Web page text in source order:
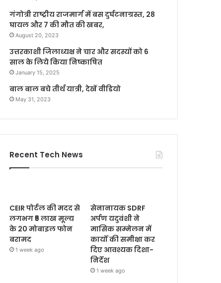
गंगोत्री राष्ट्रीय राजमार्ग में बस दुर्घटनाग्रस्त, 28
घायल और 7 की मौत की खबर,
August 20, 2023
उत्तरकाशी जिलाध्यक्ष ने चार और सदस्यों को 6
साल के लिये किया निष्काषित
January 15, 2025
बाल बाल बचे तीर्थ यात्री, देखें वीडियो
May 31, 2023
Recent Tech News
CEIR पोर्टल की मदद से
लगभग ₹5 लाख मूल्य
के 20 मोबाइल फोन
बरामद
1 week ago
सेनानायक SDRF
अर्पण यदुवंशी ने
मासिक सम्मेलन में
कार्यों की समीक्षा कर
दिए आवश्यक दिशा-
निर्देश
1 week ago